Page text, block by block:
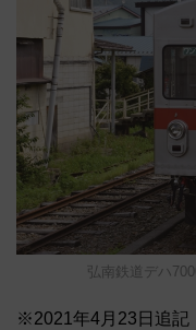
弘南鉄道デハ
※2021年4月23日追記